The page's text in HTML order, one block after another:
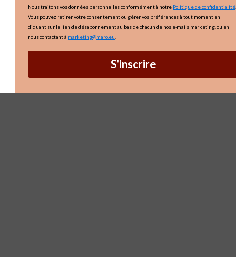
Nous traitons vos données personnelles conformément à notre Politique de confidentialité
Vous pouvez retirer votre consentement ou gérer vos préférences à tout moment en
cliquant sur le lien de désabonnement au bas de chacun de nos e-mails marketing, ou en
nous contactant à marketing@maro.eu
S'inscrire